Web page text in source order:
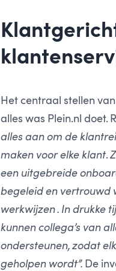
Het centraal stellen
alles was Plein.nl doet.
alles aan om de
maken voor elke klant.
een uitgebreide
begeleid en vertrouwd
werkwijzen . In drukke
kunnen collega’s van
ondersteunen, zodat
geholpen wordt”. De